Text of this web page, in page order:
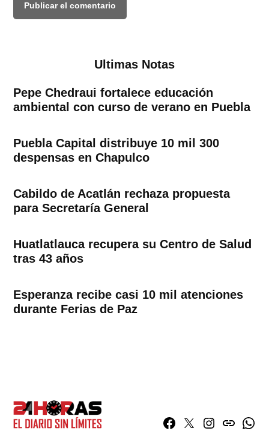
Ultimas Notas
Pepe Chedraui fortalece educación
ambiental con curso de verano en Puebla
Puebla Capital distribuye 10 mil 300
despensas en Chapulco
Cabildo de Acatlán rechaza propuesta
para Secretaría General
Huatlatlauca recupera su Centro de Salud
tras 43 años
Esperanza recibe casi 10 mil atenciones
durante Ferias de Paz
Facebook
TwitterInstagram
issuu